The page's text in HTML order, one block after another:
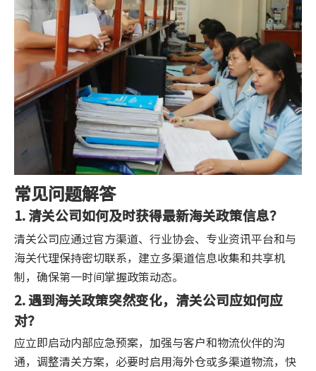
常见问题解答
1. 清关公司如何及时获得最新海关政策信息？
清关公司应通过官方渠道、行业协会、专业资讯平台和与
海关代理保持密切联系，建立多渠道信息收集和共享机
制，确保第一时间掌握政策动态。
2. 遇到海关政策突然变化，清关公司应如何应
对？
应立即启动内部应急预案，加强与客户和物流伙伴的沟
通，调整清关方案，必要时启用海外仓或多渠道物流，快